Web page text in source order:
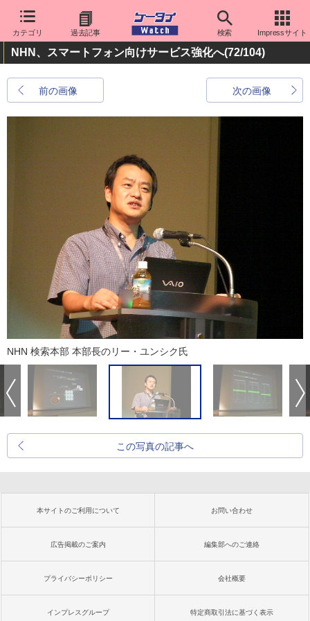
カテゴリ 過去記事 検索 Impressサイト
NHN、スマートフォン向けサービス強化へ(72/104)
前の画像 次の画像
NHN 検索本部 本部長のリー・ユンシク氏
この写真の記事へ
本サイトのご利用について お問い合わせ
広告掲載のご案内 編集部へのご連絡
プライバシーポリシー 会社概要
インプレスグループ 特定商取引法に基づく表示